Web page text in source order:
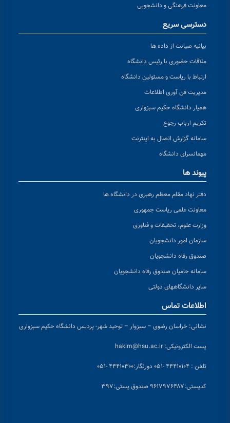
معاونت فرهنگی و دانشجویی
دسترسی سریع
بیانیه صیانت از داده ها
ملاقات حضوری با رئیس دانشگاه
ارتباط با ریاست و مسئولین دانشگاه
مدیریت فن آوری اطلاعات
همیار دانشگاه حکیم سبزواری
تکریم ارباب رجوع
سامانه گزارش اتصال به اینترنت
مهمانسرای دانشگاه
پیوند ها
دفتر نهاد مقام معظم رهبری در دانشگاه ها
معاونت علمی ریاست جمهوری
وزارت علوم، تحقیقات و فناوری
سازمان امور دانشجویان
صندوق رفاه دانشجویان
سامانه حامیان صندوق رفاه دانشجویان
سایر دانشگاههای دولتی
اطلاعات تماس
نشانی:خراسان رضوی – سبزوار – توحید شهر- پردیس دانشگاه حکیم سبزواری
پست الکترونیکی:hakim@hsu.ac.ir
تلفن : ۴۴۴۱۰۱۰۴ -۰۵۱ دورنگار:۴۴۴۱۰۳۰۰ -۰۵۱
پستی:۹۶۱۷۹۷۶۴۸۷ صندوق پستی:۳۹۷